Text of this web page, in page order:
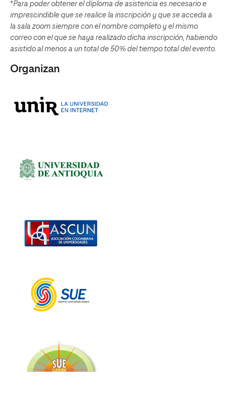
*Para poder obtener el diploma de asistencia es necesario e
imprescindible que se realice la inscripción y que se acceda a
la sala zoom siempre con el nombre completo y el mismo
correo con el que se haya realizado dicha inscripción, habiendo
asistido al menos a un total de 50% del tiempo total del evento.
Organizan